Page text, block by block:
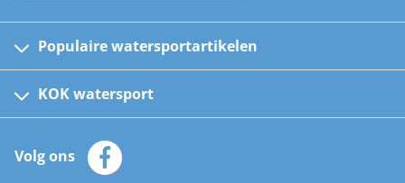
Populaire watersportartikelen
Kinder reddingsvesten
Automatische reddingsvesten
Zeilkleding
Zonnepanelen
KOK watersport
Klantenservice
Merken
Volg ons